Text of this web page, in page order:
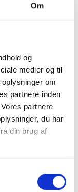
Om
og
medier og til
om
partnere inden
partnere
du har
din brug af
Viden
1. januar